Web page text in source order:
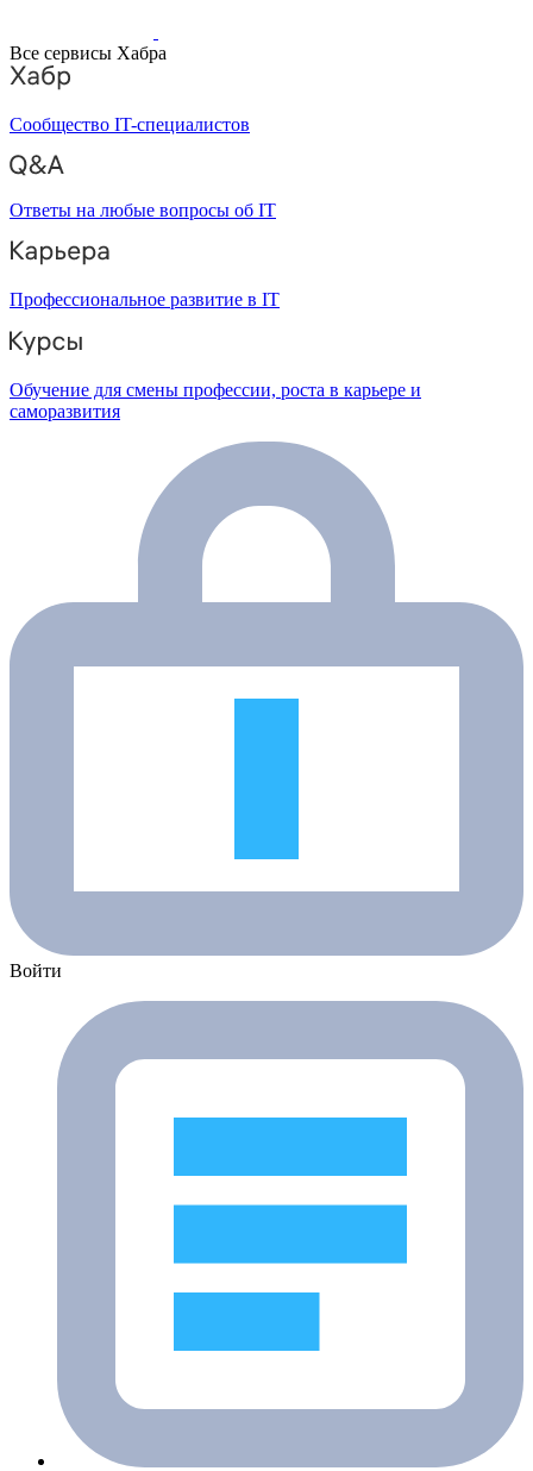
Все сервисы Хабра
Сообщество IT-специалистов
Ответы на любые вопросы об IT
Профессиональное развитие в IT
Обучение для смены профессии, роста в карьере и
саморазвития
Войти